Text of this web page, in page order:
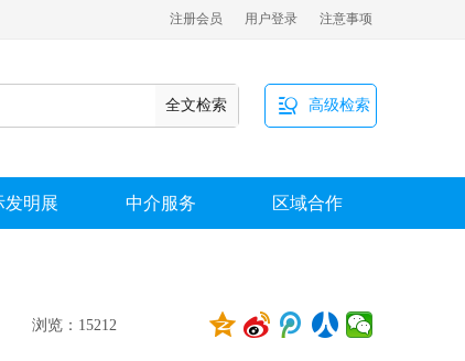
注意事项
用户登录
注册会员
全文检索  高级检索
发明展 中介服务 区域合作
浏览：15212